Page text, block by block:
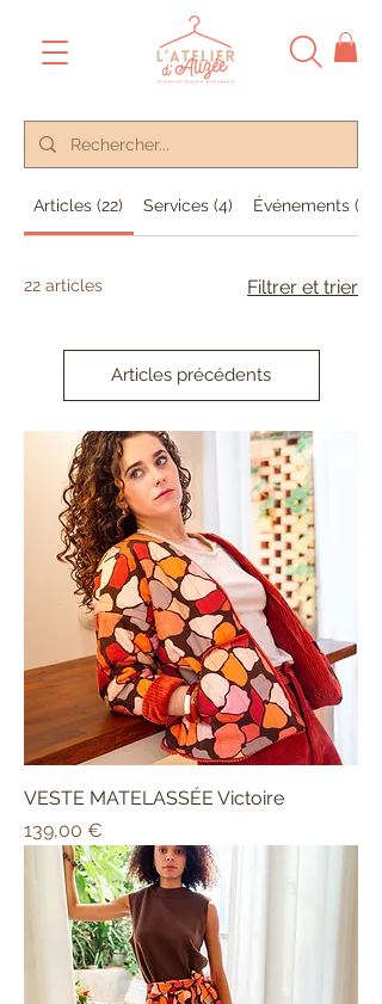
Articles (22) Services (4) Événements (13)
22 articles Filtrer et trier
Articles précédents
VESTE MATELASSÉE Victoire
Prix
139,00 €